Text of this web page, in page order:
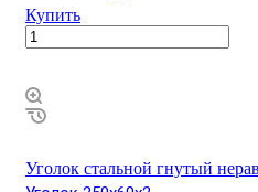
Купить
Уголок стальной гнутый